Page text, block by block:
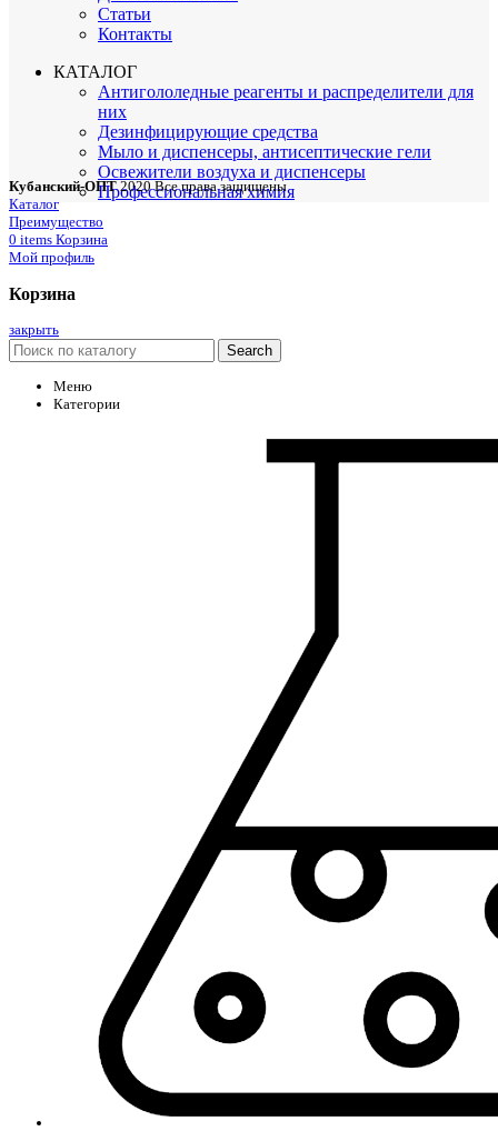
Статьи
Контакты
КАТАЛОГ
Антигололедные реагенты и распределители для
них
Дезинфицирующие средства
Мыло и диспенсеры, антисептические гели
Освежители воздуха и диспенсеры
Профессиональная химия
Кубанский-ОПТ 2020 Все права защищены
Каталог
Преимущество
0 items Корзина
Мой профиль
Корзина
закрыть
Search
Меню
Категории